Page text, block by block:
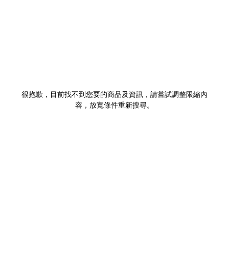
很抱歉，目前找不到您要的商品及資訊，請嘗試調整限縮內
容，放寬條件重新搜尋。